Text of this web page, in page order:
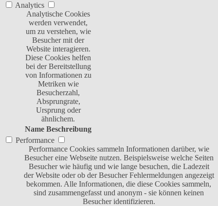
Analytics
Analytische Cookies
werden verwendet,
um zu verstehen, wie
Besucher mit der
Website interagieren.
Diese Cookies helfen
bei der Bereitstellung
von Informationen zu
Metriken wie
Besucherzahl,
Absprungrate,
Ursprung oder
ähnlichem.
Name Beschreibung
Performance
Performance Cookies sammeln Informationen darüber, wie
Besucher eine Webseite nutzen. Beispielsweise welche Seiten
Besucher wie häufig und wie lange besuchen, die Ladezeit
der Website oder ob der Besucher Fehlermeldungen angezeigt
bekommen. Alle Informationen, die diese Cookies sammeln,
sind zusammengefasst und anonym - sie können keinen
Besucher identifizieren.